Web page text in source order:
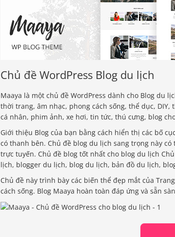
Chủ đề WordPress Blog du lịch
Maaya là một chủ đề WordPress dành cho Blog du
thời trang, âm nhạc, phong cách sống, thể dục,
cá nhân, phim ảnh, xe hơi, tin tức, thú cưng, blog
Giới thiệu Blog của bạn bằng cách hiển thị các bố
có thanh bên. Chủ đề blog du lịch sang trọng này
trực tuyến. Chủ đề blog tốt nhất cho blog du lịch
lịch, blogger du lịch, blog du lịch, bản đồ du lịch,
Chủ đề này trình bày các biến thể đẹp mắt của
cách sống. Blog Maaya hoàn toàn đáp ứng và sẵn